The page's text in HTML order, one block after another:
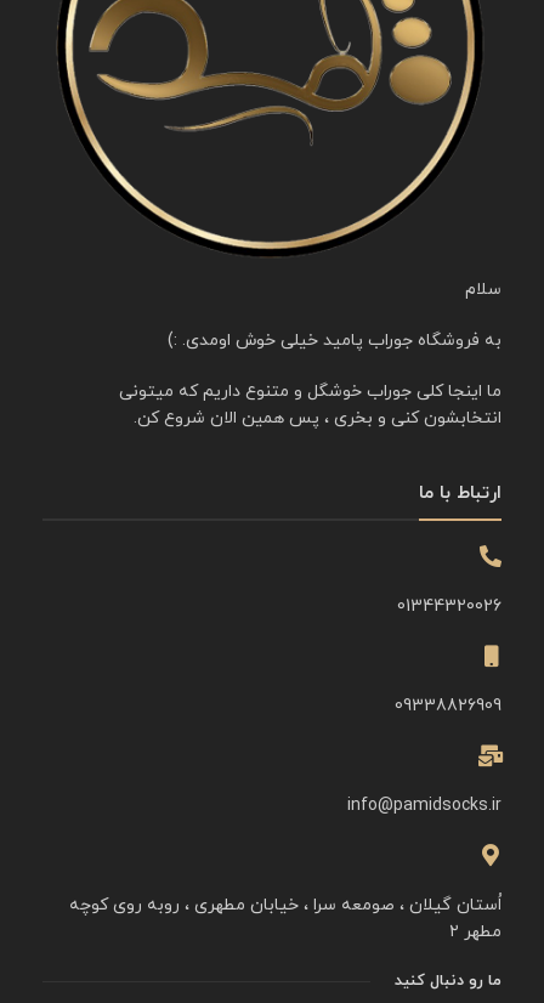
سلام
به فروشگاه جوراب پامید خیلی خوش اومدی. :)
ما اینجا کلی جوراب خوشگل و متنوع داریم که میتونی
انتخابشون کنی و بخری ، پس همین الان شروع کن.
ارتباط با ما
01344320026
09338826909
info@pamidsocks.ir
اُستان گیلان ، صومعه سرا ، خیابان مطهری ، روبه روی کوچه
مطهر ۲
ما رو دنبال کنید